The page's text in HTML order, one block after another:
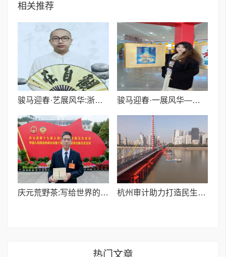
相关推荐
骏马迎春·艺展风华:浙融媒中心邀艺术家送新春祝福,共贺马年祥瑞——贾超然老师 骏马迎春·一展风华——浙融媒中心特邀插画师陈知盈为大家送新春祝福,共贺马年祥瑞
庆元荒野茶:写给世界的一封“情书” ​杭州审计助力打造民生交通新标杆
热门文章